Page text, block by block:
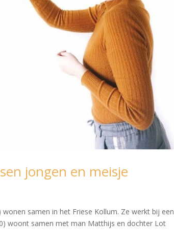
jongen en meisje
samen in het Friese Kollum. Ze werkt bij een
woont samen met man Matthijs en dochter Lot